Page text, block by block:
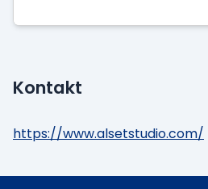
Kontakt
https://www.alsetstudio.com/